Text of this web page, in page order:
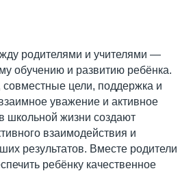
родителями и учителями —
обучению и развитию ребёнка.
цели, поддержка и
уважение и активное
школьной жизни создают
взаимодействия и
результатов. Вместе родители
ребёнку качественное